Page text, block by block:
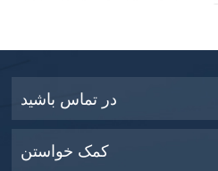
در تماس باشید
کمک خواستن